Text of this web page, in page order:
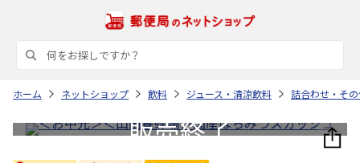
ホーム ネットショップ 飲料 ジュース・清涼飲料 詰合わせ・そ